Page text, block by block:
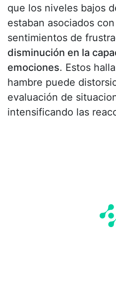
que los niveles bajos
estaban asociados
sentimientos de
disminución en la
emociones. Estos
hambre puede
evaluación de
intensificando las